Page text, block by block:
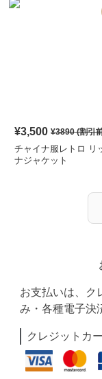
¥3,500 ¥3890(割引
チャイナ服レトロ リ
ナジャケット
お支払いは、ク
み・各種電子決
クレジットカ